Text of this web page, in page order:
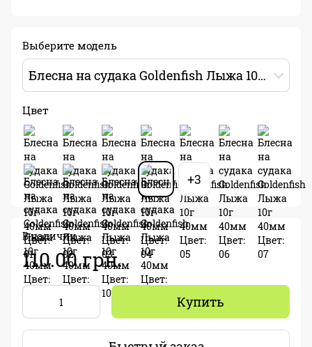
Выберите модель
Блесна на судака Goldenfish Лыжа 10г 40мм Цвет: 13
Цвет
+3
В наличии
110.00 грн.
Купить